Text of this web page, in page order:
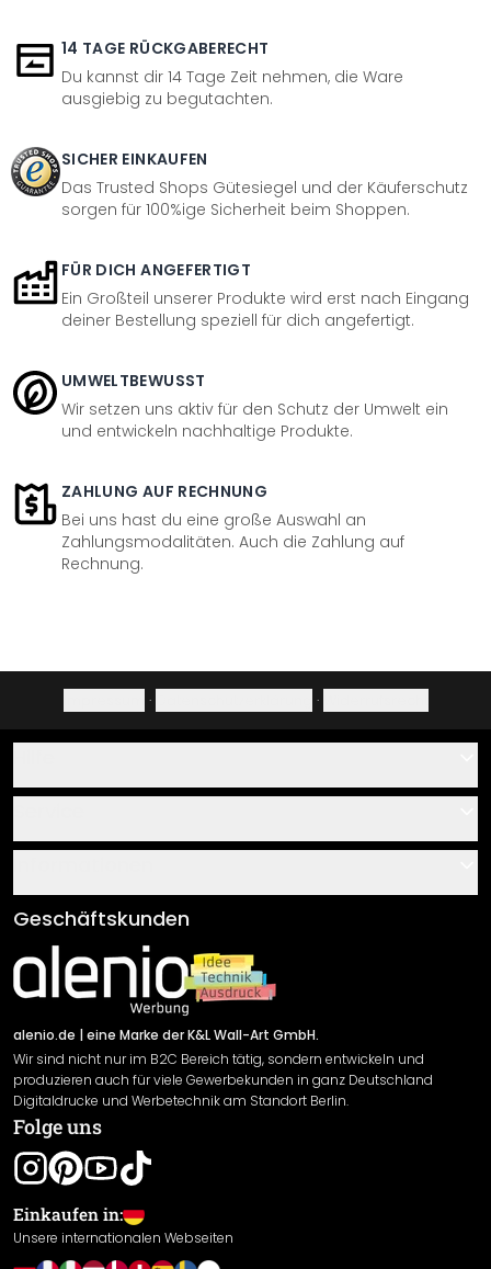
14 TAGE RÜCKGABERECHT
Du kannst dir 14 Tage Zeit nehmen, die Ware
ausgiebig zu begutachten.
SICHER EINKAUFEN
Das Trusted Shops Gütesiegel und der Käuferschutz
sorgen für 100%ige Sicherheit beim Shoppen.
FÜR DICH ANGEFERTIGT
Ein Großteil unserer Produkte wird erst nach Eingang
deiner Bestellung speziell für dich angefertigt.
UMWELTBEWUSST
Wir setzen uns aktiv für den Schutz der Umwelt ein
und entwickeln nachhaltige Produkte.
ZAHLUNG AUF RECHNUNG
Bei uns hast du eine große Auswahl an
Zahlungsmodalitäten. Auch die Zahlung auf
Rechnung.
· ·
Über uns
Klebe- und Montageanleitungen
Newsletter An-/Abmeldung
Sendungsverfolgung
AGB
Impressum
Versand & Zahlung
Rücksendung
Widerrufsrecht
Datenschutzerklärung
Gewährleistung
Leistungserklärung / CE-Zeichen
Cookie Einstellungen
Geschäftskunden
alenio.de | eine Marke der K&L Wall-Art GmbH.
Wir sind nicht nur im B2C Bereich tätig, sondern entwickeln und
produzieren auch für viele Gewerbekunden in ganz Deutschland
Digitaldrucke und Werbetechnik am Standort Berlin.
Folge uns
Einkaufen in:
Unsere internationalen Webseiten